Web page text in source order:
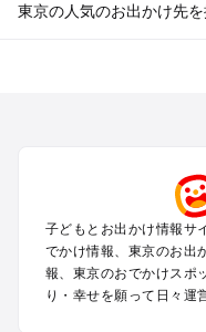
東京の人気のお出かけ先
町田・相模原・愛川・上
渋谷・原宿・恵比寿・中
池袋・赤羽・王子・巣
新宿・高田馬場・代々木
銀座・丸の内・日本橋・
子どもとお出かけ情報サ
でかけ情報、東京のお出
報、東京のおでかけスポ
り・幸せを願って日々運